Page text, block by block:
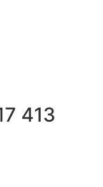
413